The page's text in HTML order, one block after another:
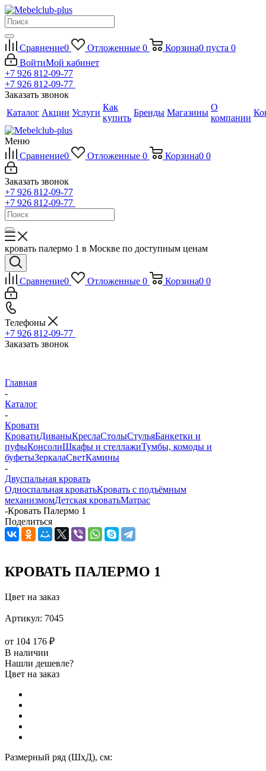
Сравнение0 Отложенные 0 Корзина0 пуста 0
ВойтиМой кабинет
+7 926 812-09-77
+7 926 812-09-77
Заказать звонок
Каталог Акции Услуги
Как
купить
Бренды Магазины
О
компании
Меню
Сравнение0 Отложенные 0 Корзина0 0
Заказать звонок
+7 926 812-09-77
+7 926 812-09-77
кровать палермо 1 в Москве по доступным ценам
Сравнение0 Отложенные 0 Корзина0 0
Телефоны
+7 926 812-09-77
Заказать звонок
Главная
-
Каталог
-
Кровати
КроватиДиваныКреслаСтолыСтульяБанкетки и
пуфыКонсолиШкафы и стеллажиТумбы, комоды и
буфетыЗеркалаСветКамины
-
Двуспальная кровать
Односпальная кроватьКровать с подъёмным
механизмомДетская кроватьМатрас
-Кровать Палермо 1
Поделиться
КРОВАТЬ ПАЛЕРМО 1
Цвет на заказ
Артикул: 7045
от 104 176 ₽
В наличии
Нашли дешевле?
Цвет на заказ
Размерный ряд (ШхД), см: